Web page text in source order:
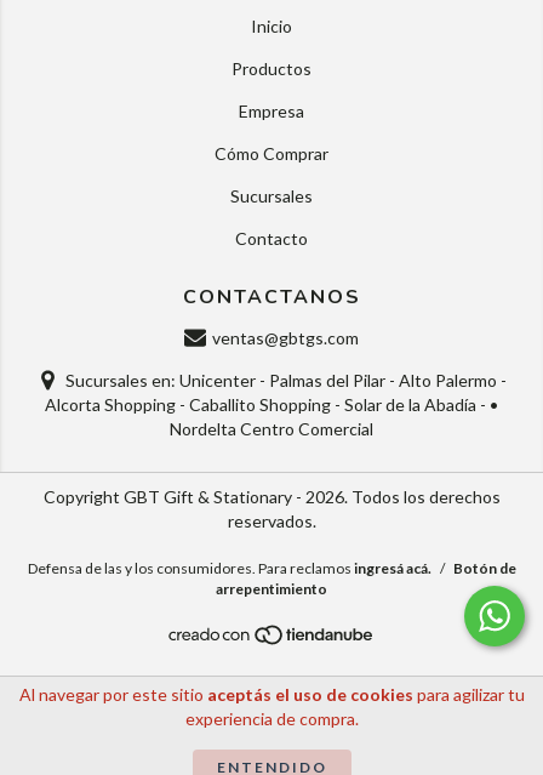
Al navegar por este sitio aceptás el uso de cookies para agilizar tu
experiencia de compra.
ENTENDIDO
Inicio
Productos
Empresa
Cómo Comprar
Sucursales
Contacto
CONTACTANOS
ventas@gbtgs.com
Sucursales en: Unicenter - Palmas del Pilar - Alto Palermo -
Alcorta Shopping - Caballito Shopping - Solar de la Abadía - •
Nordelta Centro Comercial
Copyright GBT Gift & Stationary - 2026. Todos los derechos
reservados.
Defensa de las y los consumidores. Para reclamos ingresá acá. / Botón de
arrepentimiento